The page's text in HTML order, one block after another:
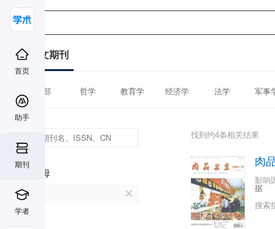
首页
助手
期刊
学者
中文期刊
全部 哲学 教育学 经济学 法学 军事
首字母
R
找到约4条相关结果
肉
影响
据
搜索